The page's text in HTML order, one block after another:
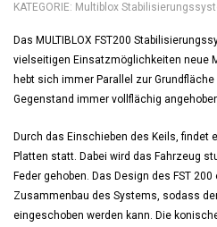
KATEGORIE: Multiblox
Das MULTIBLOX FST200
vielseitigen Einsatzmöglichkeiten neue
hebt sich immer Parallel zur
Gegenstand immer vollflächig
Durch das Einschieben des Keils, findet
Platten statt. Dabei wird das Fahrzeug
Feder gehoben. Das Design des FST
Zusammenbau des Systems, sodass
eingeschoben werden kann. Die